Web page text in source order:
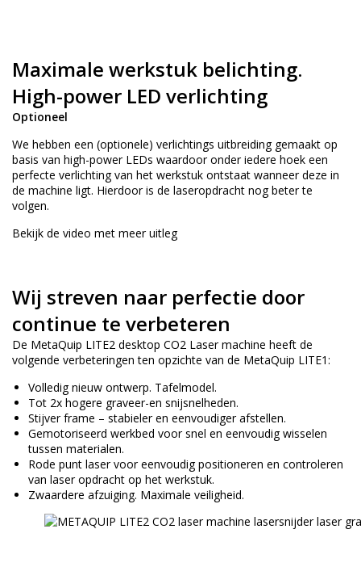
Maximale werkstuk belichting.
High-power LED verlichting
Optioneel
We hebben een (optionele) verlichtings uitbreiding gemaakt op
basis van high-power LEDs waardoor onder iedere hoek een
perfecte verlichting van het werkstuk ontstaat wanneer deze in
de machine ligt. Hierdoor is de laseropdracht nog beter te
volgen.
Bekijk de video met meer uitleg
Wij streven naar perfectie door
continue te verbeteren
De MetaQuip LITE2 desktop CO2 Laser machine heeft de
volgende verbeteringen ten opzichte van de MetaQuip LITE1:
Volledig nieuw ontwerp. Tafelmodel.
Tot 2x hogere graveer-en snijsnelheden.
Stijver frame – stabieler en eenvoudiger afstellen.
Gemotoriseerd werkbed voor snel en eenvoudig wisselen
tussen materialen.
Rode punt laser voor eenvoudig positioneren en controleren
van laser opdracht op het werkstuk.
Zwaardere afzuiging. Maximale veiligheid.